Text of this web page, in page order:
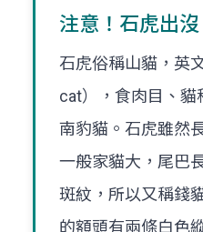
注意！石虎出沒
石虎俗稱山貓，英
cat），食肉目、貓
南豹貓。石虎雖然
一般家貓大，尾巴
斑紋，所以又稱錢
的額頭有兩條白色